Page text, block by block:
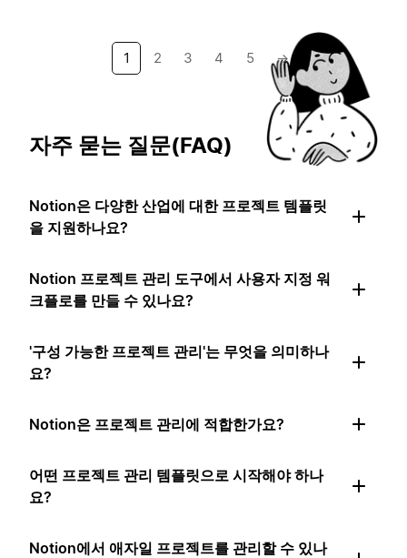
1 2 3 4 5 →
자주 묻는 질문(FAQ)
Notion은 다양한 산업에 대한 프로젝트 템플릿
을 지원하나요?
Notion 프로젝트 관리 도구에서 사용자 지정 워
크플로를 만들 수 있나요?
'구성 가능한 프로젝트 관리'는 무엇을 의미하나
요?
Notion은 프로젝트 관리에 적합한가요?
어떤 프로젝트 관리 템플릿으로 시작해야 하나
요?
Notion에서 애자일 프로젝트를 관리할 수 있나